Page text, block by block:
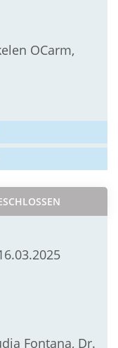
OCarm,
Fontana, Dr.